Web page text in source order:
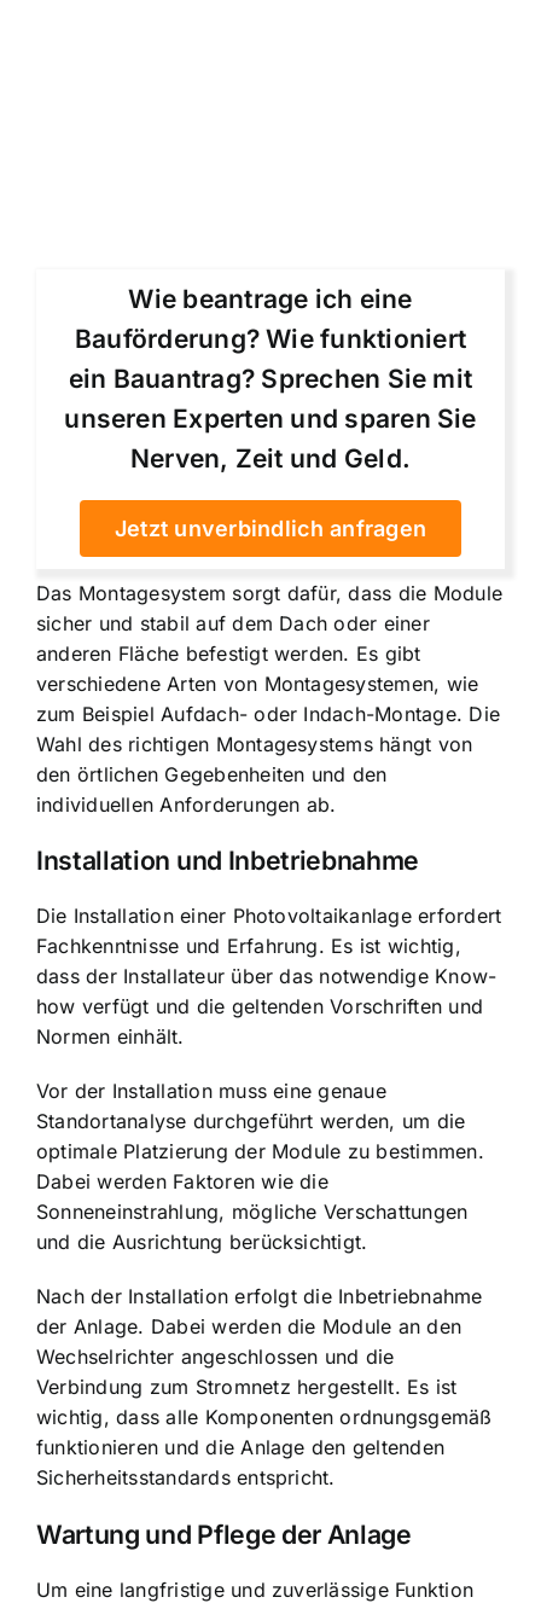
Wie beantrage ich eine
Bauförderung? Wie funktioniert
ein Bauantrag? Sprechen Sie mit
unseren Experten und sparen Sie
Nerven, Zeit und Geld.
Jetzt unverbindlich anfragen
Das Montagesystem sorgt dafür, dass die Module
sicher und stabil auf dem Dach oder einer
anderen Fläche befestigt werden. Es gibt
verschiedene Arten von Montagesystemen, wie
zum Beispiel Aufdach- oder Indach-Montage. Die
Wahl des richtigen Montagesystems hängt von
den örtlichen Gegebenheiten und den
individuellen Anforderungen ab.
Installation und Inbetriebnahme
Die Installation einer Photovoltaikanlage erfordert
Fachkenntnisse und Erfahrung. Es ist wichtig,
dass der Installateur über das notwendige Know-
how verfügt und die geltenden Vorschriften und
Normen einhält.
Vor der Installation muss eine genaue
Standortanalyse durchgeführt werden, um die
optimale Platzierung der Module zu bestimmen.
Dabei werden Faktoren wie die
Sonneneinstrahlung, mögliche Verschattungen
und die Ausrichtung berücksichtigt.
Nach der Installation erfolgt die Inbetriebnahme
der Anlage. Dabei werden die Module an den
Wechselrichter angeschlossen und die
Verbindung zum Stromnetz hergestellt. Es ist
wichtig, dass alle Komponenten ordnungsgemäß
funktionieren und die Anlage den geltenden
Sicherheitsstandards entspricht.
Wartung und Pflege der Anlage
Um eine langfristige und zuverlässige Funktion